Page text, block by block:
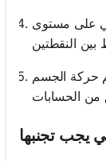
على مستوى
حركة الجسم
يجب تجنبها